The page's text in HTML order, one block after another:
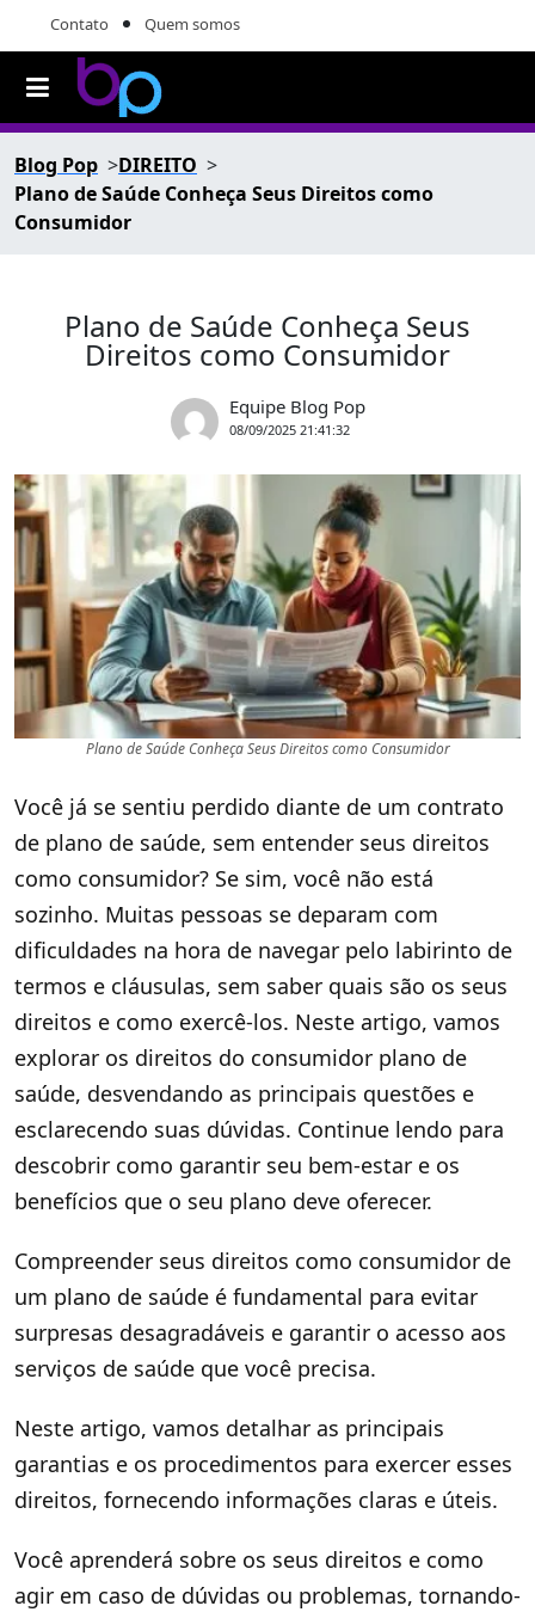
Contato Quem somos
Blog Pop
DIREITO
Plano de Saúde Conheça Seus Direitos como
Consumidor
Plano de Saúde Conheça Seus
Direitos como Consumidor
Equipe Blog Pop
08/09/2025 21:41:32
Plano de Saúde Conheça Seus Direitos como Consumidor
Você já se sentiu perdido diante de um contrato
de plano de saúde, sem entender seus direitos
como consumidor? Se sim, você não está
sozinho. Muitas pessoas se deparam com
dificuldades na hora de navegar pelo labirinto de
termos e cláusulas, sem saber quais são os seus
direitos e como exercê-los. Neste artigo, vamos
explorar os direitos do consumidor plano de
saúde, desvendando as principais questões e
esclarecendo suas dúvidas. Continue lendo para
descobrir como garantir seu bem-estar e os
benefícios que o seu plano deve oferecer.
Compreender seus direitos como consumidor de
um plano de saúde é fundamental para evitar
surpresas desagradáveis e garantir o acesso aos
serviços de saúde que você precisa.
Neste artigo, vamos detalhar as principais
garantias e os procedimentos para exercer esses
direitos, fornecendo informações claras e úteis.
Você aprenderá sobre os seus direitos e como
agir em caso de dúvidas ou problemas, tornando-